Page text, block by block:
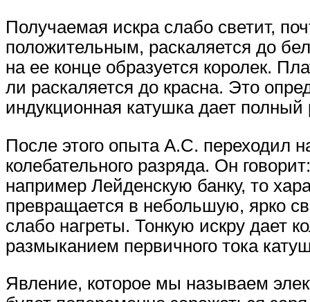
Получаемая искра слабо светит,
положительным, раскаляется до
на ее конце образуется королек.
ли раскаляется до красна. Это
индукционная катушка дает
После этого опыта А.С. переходил
колебательного разряда. Он
например Лейденскую банку, то
превращается в небольшую, ярко
слабо нагреты. Тонкую искру дает
размыканием первичного тока
Явление, которое мы называем